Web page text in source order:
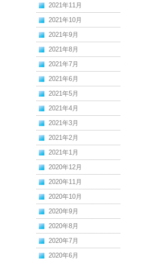
2021年11月
2021年10月
2021年9月
2021年8月
2021年7月
2021年6月
2021年5月
2021年4月
2021年3月
2021年2月
2021年1月
2020年12月
2020年11月
2020年10月
2020年9月
2020年8月
2020年7月
2020年6月